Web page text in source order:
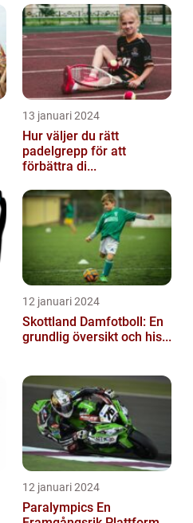
13 januari 2024
Hur väljer du rätt
padelgrepp för att
förbättra di...
12 januari 2024
Skottland Damfotboll: En
grundlig översikt och his...
12 januari 2024
Paralympics En